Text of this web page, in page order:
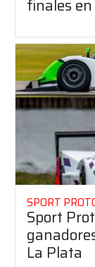
finales
SPORT
Sport
La Plata